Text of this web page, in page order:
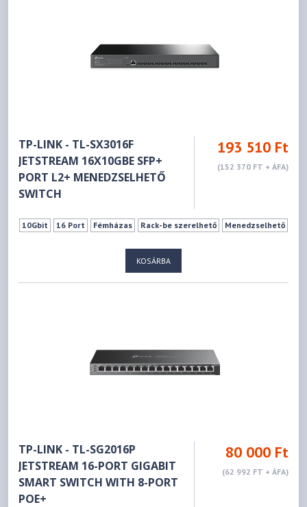
TP-LINK - TL-SX3016F
JETSTREAM 16X10GBE SFP+
PORT L2+ MENEDZSELHETŐ
SWITCH
193 510 Ft
(152 370 FT + ÁFA)
10Gbit 16 Port Fémházas Rack-be szerelhető Menedzselhető
KOSÁRBA
TP-LINK - TL-SG2016P
JETSTREAM 16-PORT GIGABIT
SMART SWITCH WITH 8-PORT
POE+
80 000 Ft
(62 992 FT + ÁFA)